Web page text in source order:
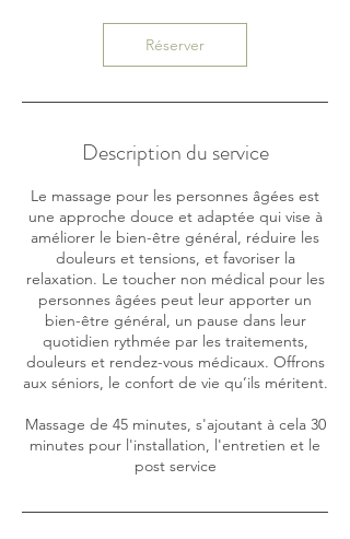
Réserver
Description du service
Le massage pour les personnes âgées est
une approche douce et adaptée qui vise à
améliorer le bien-être général, réduire les
douleurs et tensions, et favoriser la
relaxation. Le toucher non médical pour les
personnes âgées peut leur apporter un
bien-être général, un pause dans leur
quotidien rythmée par les traitements,
douleurs et rendez-vous médicaux. Offrons
aux séniors, le confort de vie qu’ils méritent.
Massage de 45 minutes, s'ajoutant à cela 30
minutes pour l'installation, l'entretien et le
post service